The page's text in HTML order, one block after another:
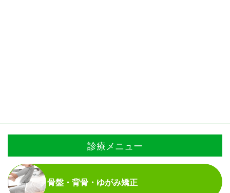
診療メニュー
骨盤・背骨・ゆがみ矯正